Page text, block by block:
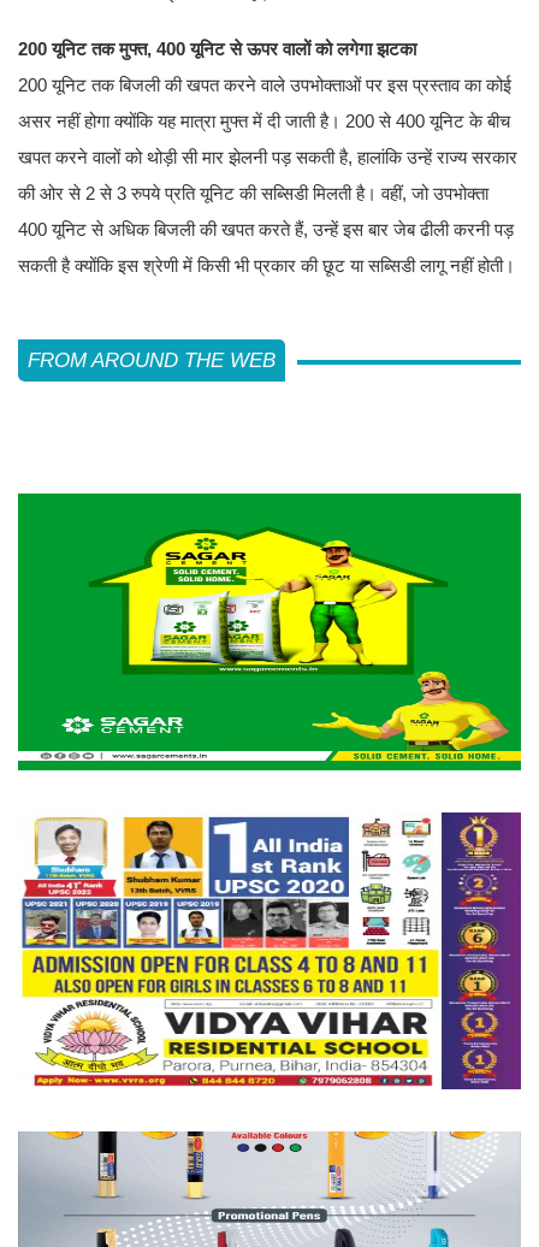
200 यूनिट तक मुफ्त, 400 यूनिट से ऊपर वालों को लगेगा झटका
200 यूनिट तक बिजली की खपत करने वाले उपभोक्ताओं पर इस प्रस्ताव का कोई
असर नहीं होगा क्योंकि यह मात्रा मुफ्त में दी जाती है। 200 से 400 यूनिट के बीच
खपत करने वालों को थोड़ी सी मार झेलनी पड़ सकती है, हालांकि उन्हें राज्य सरकार
की ओर से 2 से 3 रुपये प्रति यूनिट की सब्सिडी मिलती है। वहीं, जो उपभोक्ता
400 यूनिट से अधिक बिजली की खपत करते हैं, उन्हें इस बार जेब ढीली करनी पड़
सकती है क्योंकि इस श्रेणी में किसी भी प्रकार की छूट या सब्सिडी लागू नहीं होती।
FROM AROUND THE WEB